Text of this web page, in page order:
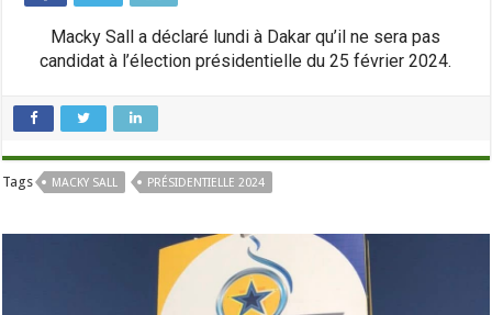
Macky Sall a déclaré lundi à Dakar qu’il ne sera pas
candidat à l’élection présidentielle du 25 février 2024.
Tags MACKY SALL PRÉSIDENTIELLE 2024